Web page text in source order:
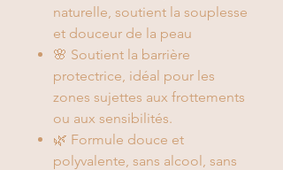
naturelle, soutient la souplesse
et douceur de la peau
🌸 Soutient la barrière
protectrice, idéal pour les
zones sujettes aux frottements
ou aux sensibilités.
🌿 Formule douce et
polyvalente, sans alcool, sans